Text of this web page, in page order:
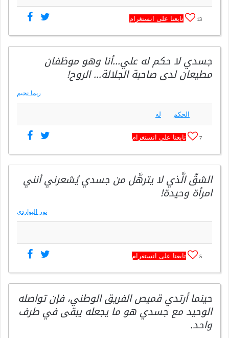
13 تابعنا على انستغرام
جسدي لا حكم له علي…أنا وهو موظفان
مطيعان لدى صاحبة الجلالة… الروح!
ريما نجيم
الحكم له
7 تابعنا على انستغرام
الشقّ الَّذي لا يترهَّل من جسدي يُشعرني أنني
امرأة وحيدة!
نور البواردي
5 تابعنا على انستغرام
حينما أرتدي قميص الفريق الوطني، فإن تواصله
الوحيد مع جسدي هو ما يجعله يبقى في طرف
واحد.